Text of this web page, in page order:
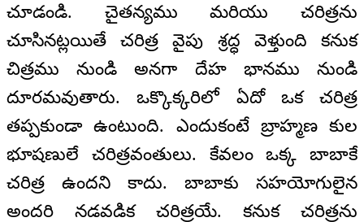
చూడండి. చైతన్యము మరియు చరిత్రను
చూసినట్లయితే చరిత్ర వైపు శ్రద్ధ వెళ్తుంది కనుక
చిత్రము నుండి అనగా దేహ భానము నుండి
దూరమవుతారు. ఒక్కొక్కరిలో ఏదో ఒక చరిత్ర
తప్పకుండా ఉంటుంది. ఎందుకంటే బ్రాహ్మణ కుల
భూషణులే చరిత్రవంతులు. కేవలం ఒక్క బాబాకే
చరిత్ర ఉందని కాదు. బాబాకు సహయోగులైన
అందరి నడవడిక చరిత్రయే. కనుక చరిత్రను